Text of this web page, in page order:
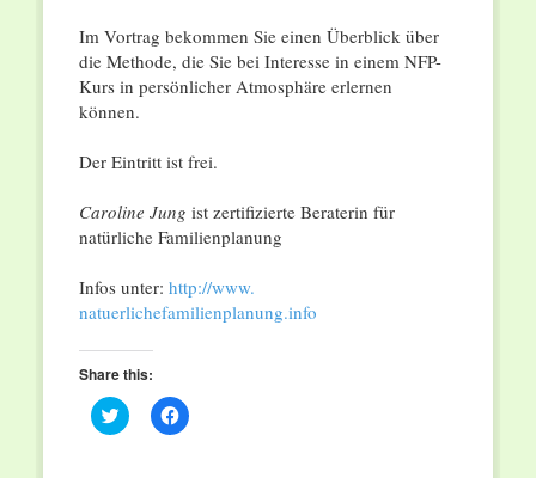
Im Vortrag bekommen Sie einen Überblick über
die Methode, die Sie bei Interesse in einem NFP-
Kurs in persönlicher Atmosphäre erlernen
können.
Der Eintritt ist frei.
Caroline Jung ist zertifizierte Beraterin für
natürliche Familienplanung
Infos unter: http://www.
natuerlichefamilienplanung.info
Share this:
Click
to
Click
to